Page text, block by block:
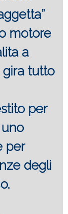
motore
a
gira tutto
per
per
degli